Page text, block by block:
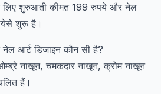
शुरुआती कीमत 199 रुपये और नेल
शुरू है।
आर्ट डिजाइन कौन सी है?
नाखून, चमकदार नाखून, क्रोम नाखून
हैं।